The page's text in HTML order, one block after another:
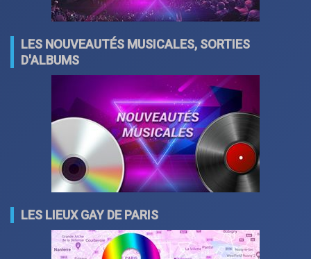
LES NOUVEAUTÉS MUSICALES, SORTIES
D'ALBUMS
LES LIEUX GAY DE PARIS